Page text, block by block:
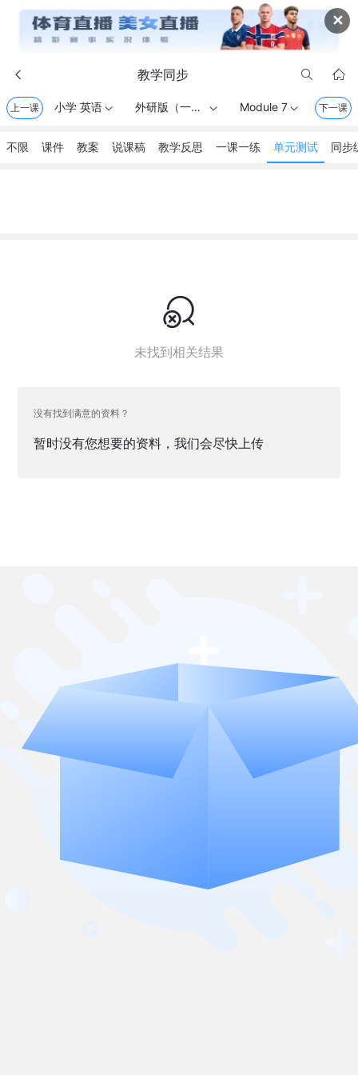
✕
 教学同步  
上一课 小学 英语 外研版（一起） . 一年级上册  Module 7 下一课
不限 课件 教案 说课稿 教学反思 一课一练 单元测试 同步

未找到相关结果
没有找到满意的资料？
暂时没有您想要的资料，我们会尽快上传